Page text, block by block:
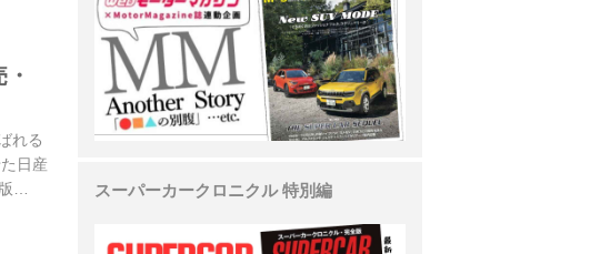
れる
日産
スーパーカークロニクル 特別編